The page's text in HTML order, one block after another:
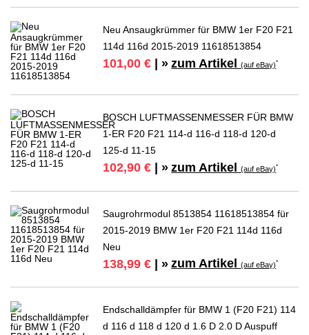
Neu Ansaugkrümmer für BMW 1er F20 F21
114d 116d 2015-2019 11618513854
101,00 € | » zum Artikel(auf eBay)*
BOSCH LUFTMASSENMESSER FÜR BMW
1-ER F20 F21 114-d 116-d 118-d 120-d
125-d 11-15
102,90 € | » zum Artikel(auf eBay)*
Saugrohrmodul 8513854 11618513854 für
2015-2019 BMW 1er F20 F21 114d 116d
Neu
138,99 € | » zum Artikel(auf eBay)*
Endschalldämpfer für BMW 1 (F20 F21) 114
d 116 d 118 d 120 d 1.6 D 2.0 D Auspuff